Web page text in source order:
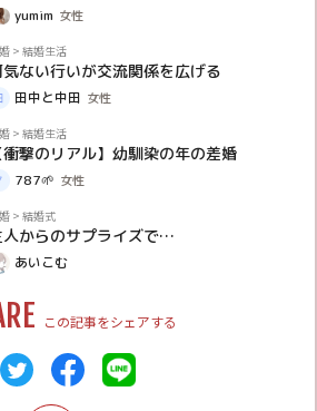
yumim 女性
> 結婚生活
ない行いが交流関係を広げる
田中と中田 女性
> 結婚生活
衝撃のリアル】幼馴染の年の差婚
787🌱 女性
> 結婚式
人からのサプライズで…
あいこむ
この記事をシェアする